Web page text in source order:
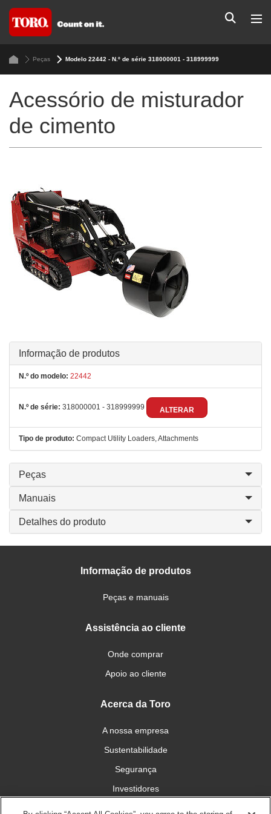
Peças Modelo 22442 - N.º de série 318000001 - 318999999
Acessório de misturador
de cimento
Informação de produtos
N.º do modelo: 22442
N.º de série: 318000001 - 318999999 ALTERAR
Tipo de produto: Compact Utility Loaders, Attachments
Peças
Manuais
Detalhes do produto
Informação de produtos
Peças e manuais
Assistência ao cliente
Onde comprar
Apoio ao cliente
Acerca da Toro
A nossa empresa
Sustentabilidade
Segurança
Investidores